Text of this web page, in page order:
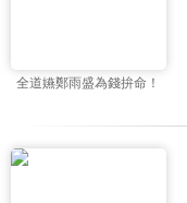
全道嬿鄭雨盛為錢拚命！